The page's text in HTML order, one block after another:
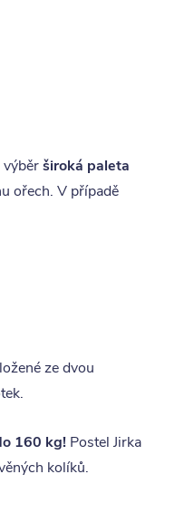
široká paleta
ořech. V případě
ze dvou
160 kg! Postel Jirka
kolíků.